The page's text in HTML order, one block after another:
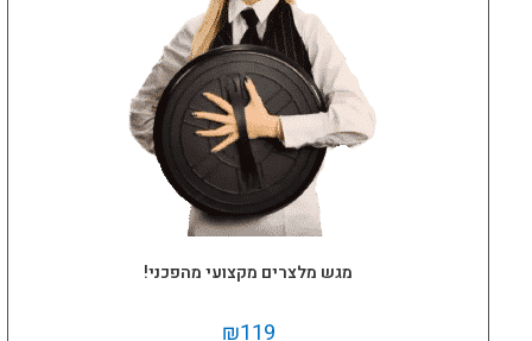
מגש מלצרים מקצועי מהפכני!
₪119